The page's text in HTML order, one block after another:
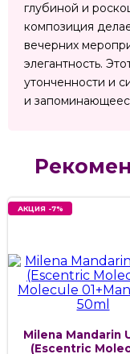
глубиной и
композиция
вечерних
элегантность.
утонченности и
и
АКЦИЯ -7%
Milena Mandarin
(Escentric